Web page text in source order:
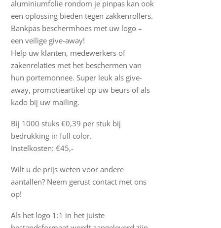
aluminiumfolie rondom je pinpas kan ook
een oplossing bieden tegen zakkenrollers.
Bankpas beschermhoes met uw logo –
een veilige give-away!
Help uw klanten, medewerkers of
zakenrelaties met het beschermen van
hun portemonnee. Super leuk als give-
away, promotieartikel op uw beurs of als
kado bij uw mailing.
Bij 1000 stuks €0,39 per stuk bij
bedrukking in full color.
Instelkosten: €45,-
Wilt u de prijs weten voor andere
aantallen? Neem gerust contact met ons
op!
Als het logo 1:1 in het juiste